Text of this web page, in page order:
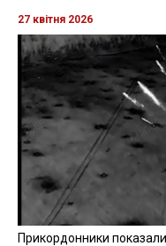
27 квітня 2026
Прикордонники